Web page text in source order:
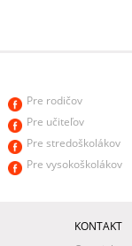
Pre rodičov
Pre učiteľov
Pre stredoškolákov
Pre vysokoškolákov
KONTAKT